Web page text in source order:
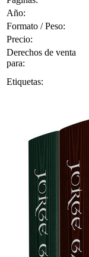
Año:
Formato / Peso:
Precio:
Derechos de venta
para:
Etiquetas: